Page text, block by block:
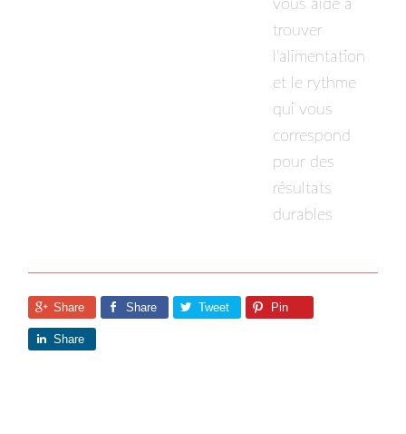
vous aide à
trouver
l'alimentation
et le rythme
qui vous
correspond
pour des
résultats
durables
Share Share Tweet Pin
Share